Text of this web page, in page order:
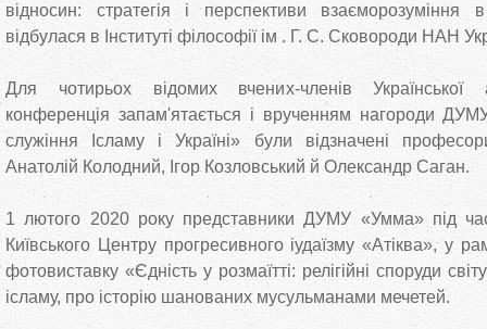
відносин: стратегія і перспективи взаєморозуміння
відбулася в Інституті філософії ім . Г. С. Сковороди НАН
Для чотирьох відомих вчених-членів Української
конференція запам'ятається і врученням нагороди
служіння Ісламу і Україні» були відзначені
Анатолій Колодний, Ігор Козловський й Олександр Саган.
1 лютого 2020 року представники ДУМУ «Умма» під
Київського Центру прогресивного іудаїзму «Атіква», у
фотовиставку «Єдність у розмаїтті: релігійні споруди
ісламу, про історію шанованих мусульманами мечетей.